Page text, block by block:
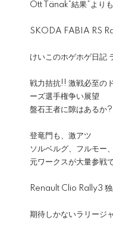
Ott Tänak“結果”よりも
SKODA FABIA RS
けいこのホゲホゲ日記
戦力拮抗!! 激戦必至の
ーズ選手権争い展望
盤石王者に隙はあるか?
登竜門も、激アツ
ソルベルグ、フルモー
元ワークスが大量参戦
Renault Clio Rally3 独
期待しかないラリージ